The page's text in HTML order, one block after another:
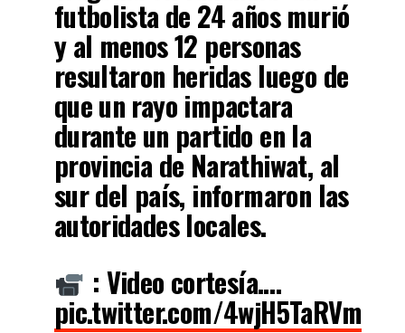
futbolista de 24 años murió
y al menos 12 personas
resultaron heridas luego de
que un rayo impactara
durante un partido en la
provincia de Narathiwat, al
sur del país, informaron las
autoridades locales.
: Video cortesía.…
pic.twitter.com/4wjH5TaRVm